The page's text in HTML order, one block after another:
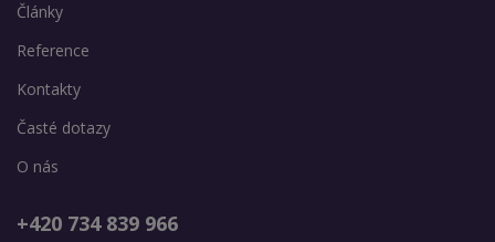
Články
Reference
Kontakty
Časté dotazy
O nás
+420 734 839 966